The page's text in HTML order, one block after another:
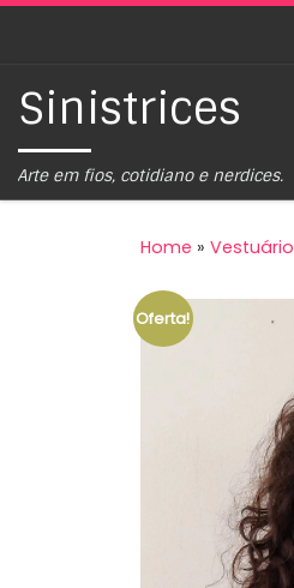
Sinistrices
Arte em fios, cotidiano e nerdices.
Home » Vestuário
Oferta!